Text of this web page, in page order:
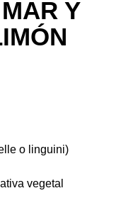
Y
o linguini)
vegetal